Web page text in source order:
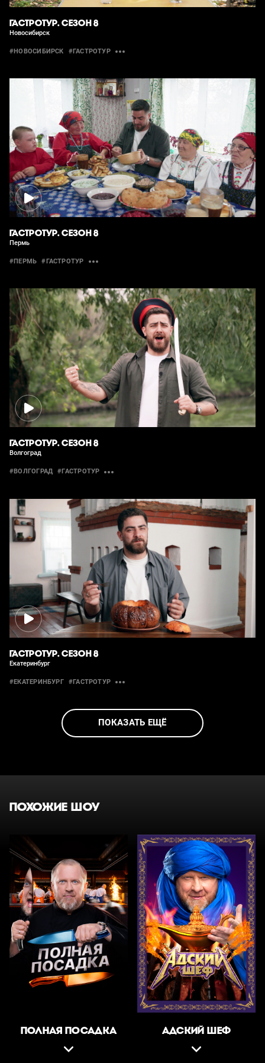
ГАСТРОТУР. СЕЗОН 8
Новосибирск
#НОВОСИБИРСК #ГАСТРОТУР
ГАСТРОТУР. СЕЗОН 8
Пермь
#ПЕРМЬ #ГАСТРОТУР
ГАСТРОТУР. СЕЗОН 8
Волгоград
#ВОЛГОГРАД #ГАСТРОТУР
ГАСТРОТУР. СЕЗОН 8
Екатеринбург
#ЕКАТЕРИНБУРГ #ГАСТРОТУР
ПОКАЗАТЬ ЕЩЁ
ПОХОЖИЕ ШОУ
ПОЛНАЯ ПОСАДКА АДСКИЙ ШЕФ